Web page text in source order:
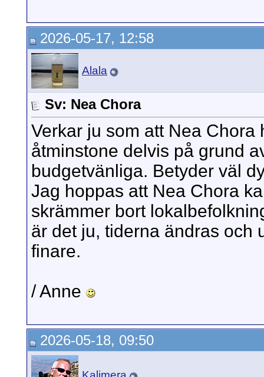
2026-05-17, 12:58
Alala
Sv: Nea Chora
Verkar ju som att Nea
åtminstone delvis på grund
budgetvänliga. Betyder väl
Jag hoppas att Nea Chora
skrämmer bort
är det ju, tiderna ändras och
finare.
/ Anne
2026-05-18, 09:50